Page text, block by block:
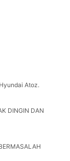
Atoz.
DINGIN DAN